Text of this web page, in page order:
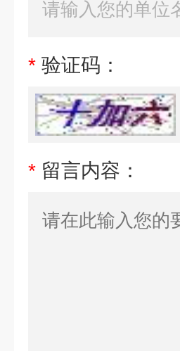
* 验证码：
* 留言内容：